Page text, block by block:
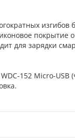
изгибов
покрытие
для зарядки
152 Micro-USB